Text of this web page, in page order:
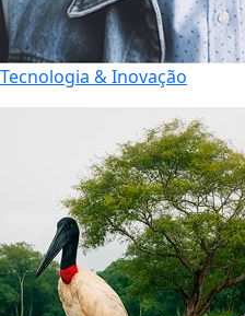
Tecnologia & Inovação